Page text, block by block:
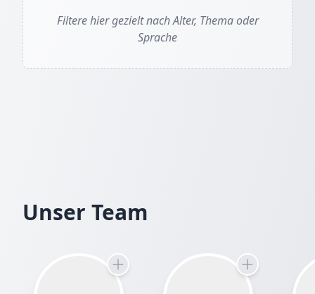
Filtere hier gezielt nach Alter, Thema oder
Sprache
Unser Team
Das Echo der Unvollkommenheit: Eine Einladung
komplexe Fragen zu Determinismus und
Instanz („Sternenweber“) in absoluter Harmonie
die bestehende Ordnung auf. Das Werk dient als